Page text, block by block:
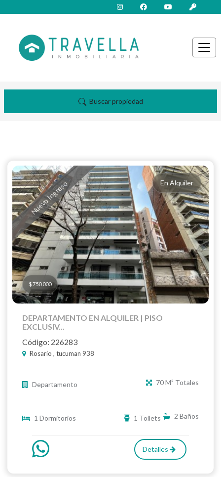
Buscar propiedad
Nuevo Ingreso En Alquiler
$ 750.000
DEPARTAMENTO EN ALQUILER | PISO
EXCLUSIV...
Código: 226283
Rosario , tucuman 938
Departamento 70 M² Totales
1 Dormitorios 2 Baños
1 Toilets
Detalles